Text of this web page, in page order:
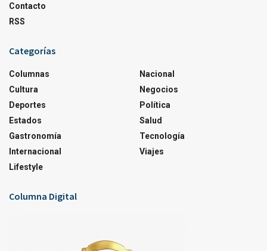
Contacto
RSS
Categorías
Columnas
Cultura
Deportes
Estados
Gastronomía
Internacional
Lifestyle
Nacional
Negocios
Política
Salud
Tecnología
Viajes
Columna Digital